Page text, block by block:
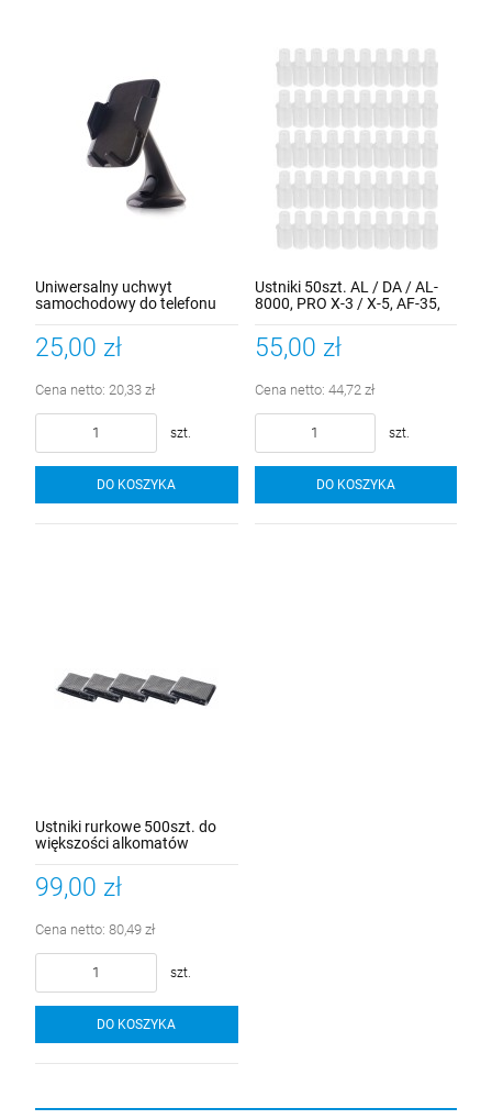
Uniwersalny uchwyt
samochodowy do telefonu
25,00 zł
Cena netto: 20,33 zł
szt.
DO KOSZYKA
Ustniki 50szt. AL / DA / AL-
8000, PRO X-3 / X-5, AF-35,
55,00 zł
Cena netto: 44,72 zł
szt.
DO KOSZYKA
Ustniki rurkowe 500szt. do
większości alkomatów
99,00 zł
Cena netto: 80,49 zł
szt.
DO KOSZYKA